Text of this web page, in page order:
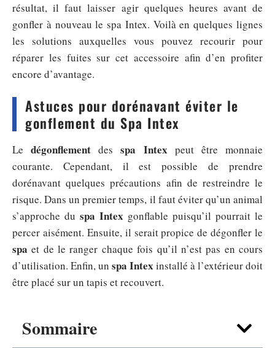
Sommaire
résultat, il faut laisser agir quelques heures avant de
gonfler à nouveau le spa Intex. Voilà en quelques lignes
les solutions auxquelles vous pouvez recourir pour
réparer les fuites sur cet accessoire afin d’en profiter
encore d’avantage.
Astuces pour dorénavant éviter le
gonflement du Spa Intex
Ledégonflement desspa Intex peut être monnaie
courante. Cependant, il est possible de prendre
dorénavant quelques précautions afin de restreindre le
risque. Dans un premier temps, il faut éviter qu’un animal
s’approche du spa Intex gonflable puisqu’il pourrait le
percer aisément. Ensuite, il serait propice de dégonfler le
spaet de le ranger chaque fois qu’il n’est pas en cours
d’utilisation. Enfin, un spa Intex installé à l’extérieur doit
être placé sur un tapis et recouvert.